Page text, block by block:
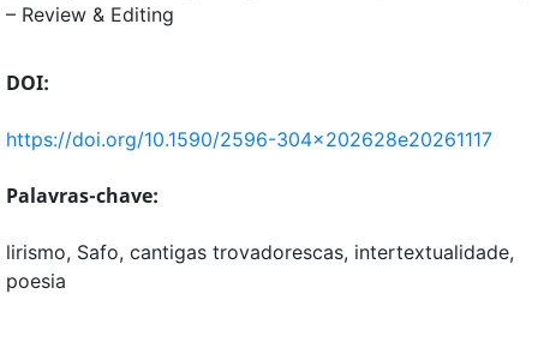
– Review & Editing
DOI:
https://doi.org/10.1590/2596-304x202628e20261117
Palavras-chave:
lirismo, Safo, cantigas trovadorescas, intertextualidade,
poesia